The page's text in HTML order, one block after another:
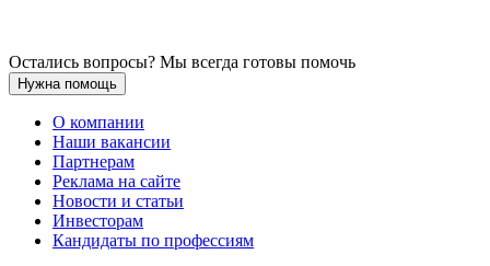
Остались вопросы? Мы всегда готовы помочь
Нужна помощь
О компании
Наши вакансии
Партнерам
Реклама на сайте
Новости и статьи
Инвесторам
Кандидаты по профессиям